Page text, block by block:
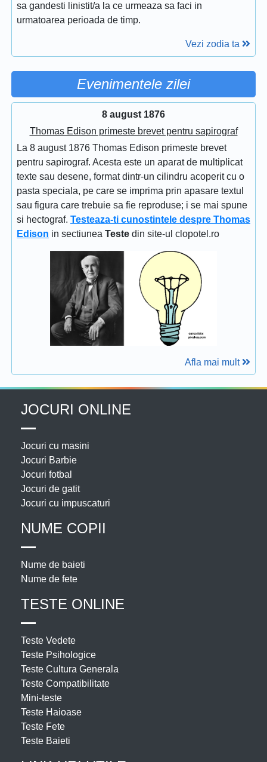
sa gandesti linistit/a la ce urmeaza sa faci in
urmatoarea perioada de timp.
Vezi zodia ta
Evenimentele zilei
8 august 1876
Thomas Edison primeste brevet pentru sapirograf
La 8 august 1876 Thomas Edison primeste brevet
pentru sapirograf. Acesta este un aparat de multiplicat
texte sau desene, format dintr-un cilindru acoperit cu o
pasta speciala, pe care se imprima prin apasare textul
sau figura care trebuie sa fie reproduse; i se mai spune
si hectograf. Testeaza-ti cunostintele despre Thomas
Edison in sectiunea Teste din site-ul clopotel.ro
Afla mai mult
JOCURI ONLINE
Jocuri cu masini
Jocuri Barbie
Jocuri fotbal
Jocuri de gatit
Jocuri cu impuscaturi
NUME COPII
Nume de baieti
Nume de fete
TESTE ONLINE
Teste Vedete
Teste Psihologice
Teste Cultura Generala
Teste Compatibilitate
Mini-teste
Teste Haioase
Teste Fete
Teste Baieti